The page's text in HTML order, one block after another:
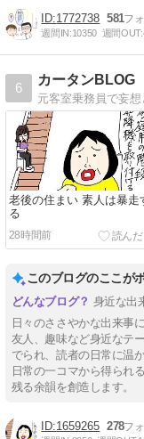
1772738 581
週間IN:10350 週間OUT:
6
カータンBLOG
老後の住まい 素人は暴走
る
28時間前
このブログのここが
身近な出
日々のささやかな出来事
友人、趣味など身近なテ
でられ、読者の日常に温
日常の一コマから得られ
残る余韻を創造します。
1659265 278